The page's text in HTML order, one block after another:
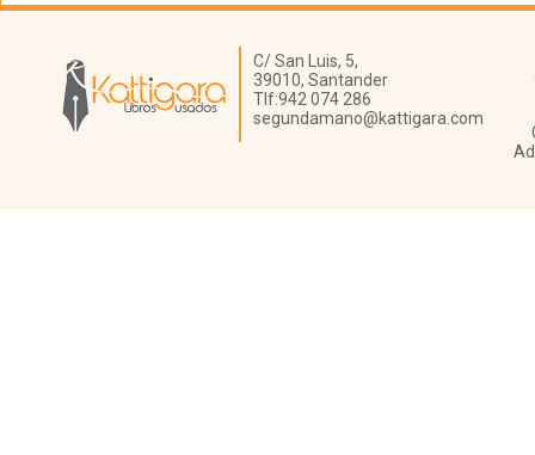
Librería Kattigara
C/ San Luis, 5,
39010, Santander
Tlf:942 074 286
segundamano@kattigara.com